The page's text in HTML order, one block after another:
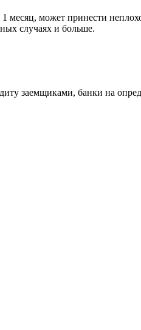
месяц, может принести
случаях и больше.
заемщиками, банки на